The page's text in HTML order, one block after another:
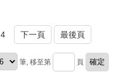
4 下一頁 最後頁
筆, 移至第 頁